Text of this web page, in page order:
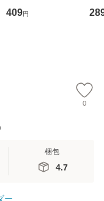
その正しい理解と
克服法 (SB新書 57
409円
のが
0
梱包
4.7
ー